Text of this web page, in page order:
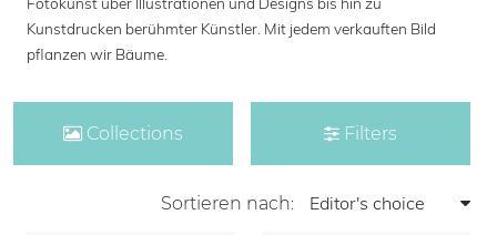
Kunstdrucken berühmter Künstler. Mit jedem verkauften Bild
pflanzen wir Bäume.
Collections Filters
Sortieren nach: